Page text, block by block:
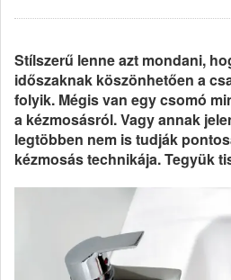
Stílszerű lenne azt mondani,
időszaknak köszönhetően a
folyik. Mégis van egy csomó
a kézmosásról. Vagy annak
legtöbben nem is tudják
kézmosás technikája. Tegyük